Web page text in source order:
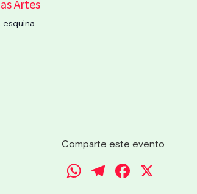
Artes
esquina
Comparte este evento
WhatsApp
Telegram
Facebook